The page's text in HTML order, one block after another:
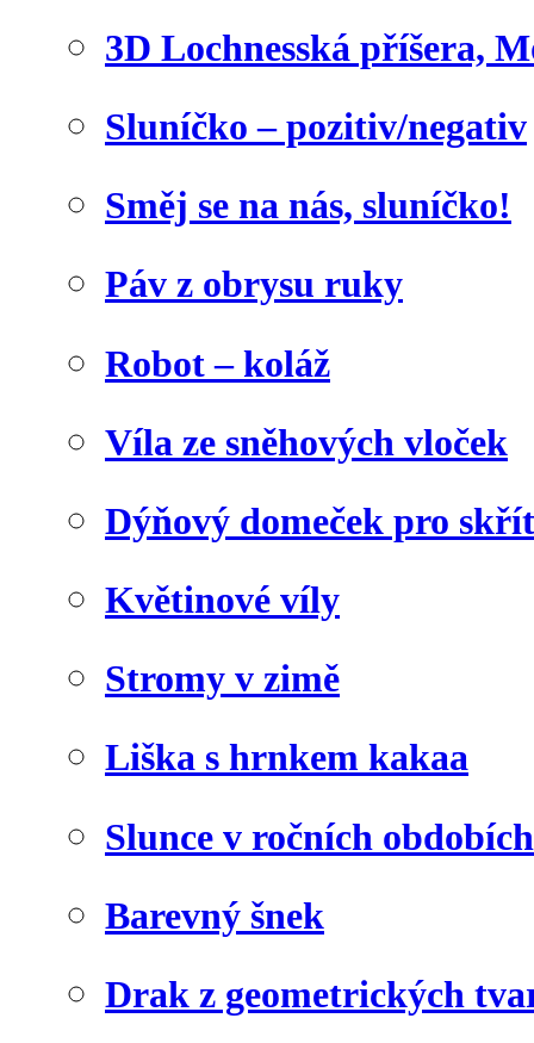
3D Lochnesská příšera,
Sluníčko – pozitiv/negativ
Směj se na nás, sluníčko!
Páv z obrysu ruky
Robot – koláž
Víla ze sněhových vloček
Dýňový domeček pro
Květinové víly
Stromy v zimě
Liška s hrnkem kakaa
Slunce v ročních obdobích
Barevný šnek
Drak z geometrických